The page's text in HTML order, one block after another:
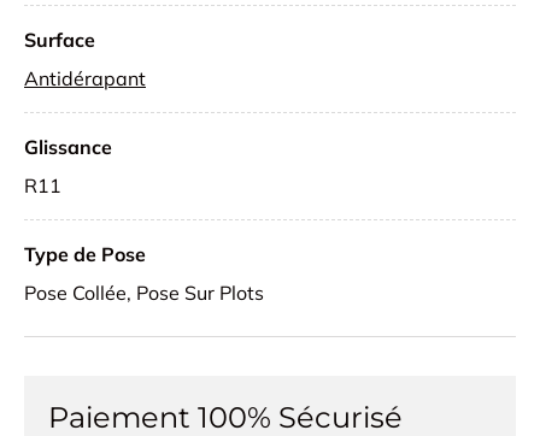
Surface
Antidérapant
Glissance
R11
Type de Pose
Pose Collée, Pose Sur Plots
Paiement 100% Sécurisé